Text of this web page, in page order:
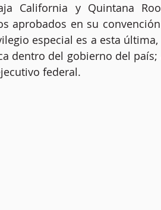
California y Quintana
aprobados en su
especial es a esta
dentro del gobierno del
federal.